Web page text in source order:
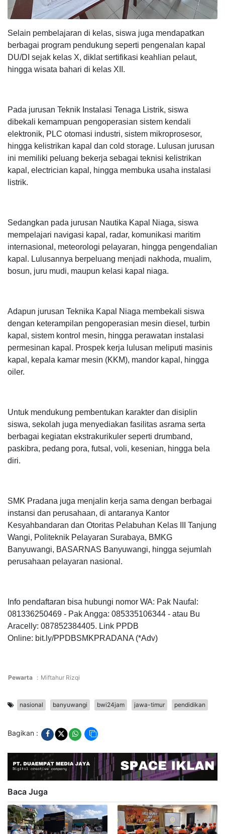
Selain pembelajaran di kelas, siswa juga mendapatkan
berbagai program pendukung seperti pengenalan kapal
DU/DI sejak kelas X, diklat sertifikasi keahlian pelaut,
hingga wisata bahari di kelas XII.
Pada jurusan Teknik Instalasi Tenaga Listrik, siswa
dibekali kemampuan pengoperasian sistem kendali
elektronik, PLC otomasi industri, sistem mikroprosesor,
hingga kelistrikan kapal dan cold storage. Lulusan jurusan
ini memiliki peluang bekerja sebagai teknisi kelistrikan
kapal, electrician kapal, hingga membuka usaha instalasi
listrik.
Sedangkan pada jurusan Nautika Kapal Niaga, siswa
mempelajari navigasi kapal, radar, komunikasi maritim
internasional, meteorologi pelayaran, hingga pengendalian
kapal. Lulusannya berpeluang menjadi nakhoda, mualim,
bosun, juru mudi, maupun kelasi kapal niaga.
Adapun jurusan Teknika Kapal Niaga membekali siswa
dengan keterampilan pengoperasian mesin diesel, turbin
kapal, sistem kontrol mesin, hingga perawatan instalasi
permesinan kapal. Prospek kerja lulusan meliputi masinis
kapal, kepala kamar mesin (KKM), mandor kapal, hingga
oiler.
Untuk mendukung pembentukan karakter dan disiplin
siswa, sekolah juga menyediakan fasilitas asrama serta
berbagai kegiatan ekstrakurikuler seperti drumband,
paskibra, pedang pora, futsal, voli, kesenian, hingga bela
diri.
SMK Pradana juga menjalin kerja sama dengan berbagai
instansi dan perusahaan, di antaranya Kantor
Kesyahbandaran dan Otoritas Pelabuhan Kelas III Tanjung
Wangi, Politeknik Pelayaran Surabaya, BMKG
Banyuwangi, BASARNAS Banyuwangi, hingga sejumlah
perusahaan pelayaran nasional.
Info pendaftaran bisa hubungi nomor WA: Pak Naufal:
081336250469 - Pak Angga: 085335106344 - atau Bu
Aracelly: 087852384405. Link PPDB
Online: bit.ly/PPDBSMKPRADANA (*Adv)
Pewarta : Miftahur Rizqi
nasional banyuwangi bwi24jam jawa-timur pendidikan
Bagikan :
Baca Juga